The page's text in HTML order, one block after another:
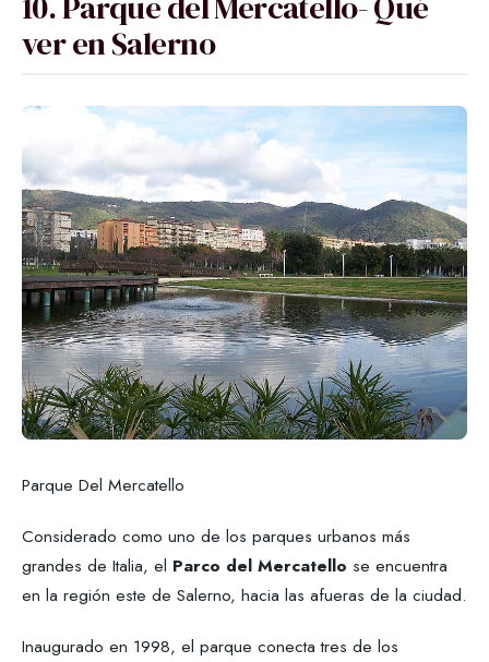
ver en Salerno
Parque Del Mercatello
Considerado como uno de los parques urbanos más
grandes de Italia, el Parco del Mercatello se encuentra
en la región este de Salerno, hacia las afueras de la ciudad.
Inaugurado en 1998, el parque conecta tres de los